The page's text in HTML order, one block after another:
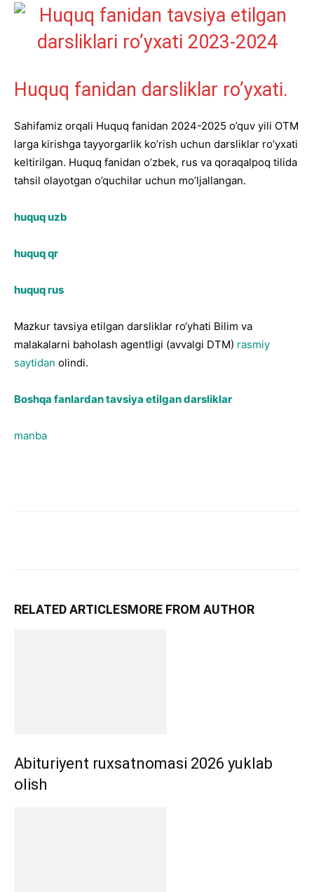
Huquq fanidan darsliklar ro’yxati.
Sahifamiz orqali Huquq fanidan 2024-2025 o’quv yili OTM
larga kirishga tayyorgarlik ko’rish uchun darsliklar ro’yxati
keltirilgan. Huquq fanidan o’zbek, rus va qoraqalpoq tilida
tahsil olayotgan o’quchilar uchun mo’ljallangan.
huquq uzb
huquq qr
huquq rus
Mazkur tavsiya etilgan darsliklar ro‘yhati Bilim va
malakalarni baholash agentligi (avvalgi DTM) rasmiy
saytidan olindi.
Boshqa fanlardan tavsiya etilgan darsliklar
manba
RELATED ARTICLESMORE FROM AUTHOR
Abituriyent ruxsatnomasi 2026 yuklab
olish